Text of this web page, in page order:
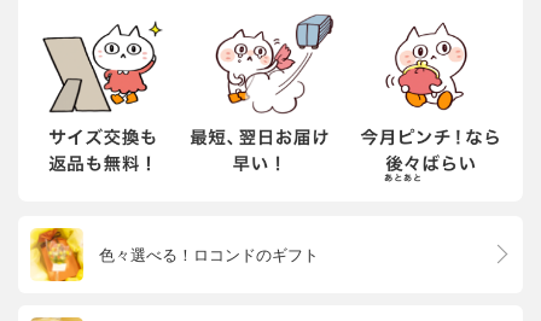
色々選べる！ロコンドのギフト